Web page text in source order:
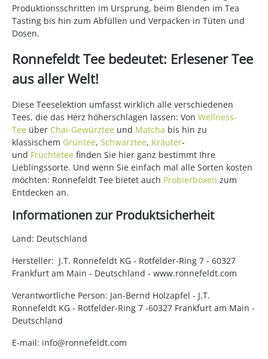
Produktionsschritten im Ursprung, beim Blenden im Tea
Tasting bis hin zum Abfüllen und Verpacken in Tüten und
Dosen.
Ronnefeldt Tee bedeutet: Erlesener Tee
aus aller Welt!
Diese Teeselektion umfasst wirklich alle verschiedenen
Tees, die das Herz höherschlagen lassen: Von Wellness-
Tee über Chai-Gewürztee und Matcha bis hin zu
klassischem Grüntee, Schwarztee, Kräuter-
und Früchtetee finden Sie hier ganz bestimmt Ihre
Lieblingssorte. Und wenn Sie einfach mal alle Sorten kosten
möchten: Ronnefeldt Tee bietet auch Probierboxen zum
Entdecken an.
Informationen zur Produktsicherheit
Land: Deutschland
Hersteller: J.T. Ronnefeldt KG - Rotfelder-Ring 7 - 60327
Frankfurt am Main - Deutschland - www.ronnefeldt.com
Verantwortliche Person: Jan-Bernd Holzapfel - J.T.
Ronnefeldt KG - Rotfelder-Ring 7 -60327 Frankfurt am Main -
Deutschland
E-mail: info@ronnefeldt.com